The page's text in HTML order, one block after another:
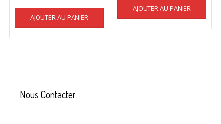
AJOUTER AU PANIER
AJOUTER AU PANIER
Nous Contacter